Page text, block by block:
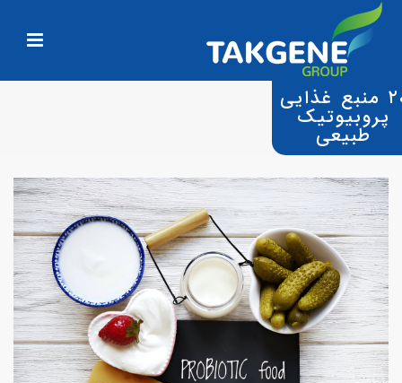
۲۰ منبع غذایی
پروبیوتیک
طبیعی